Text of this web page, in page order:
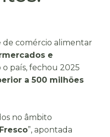
de comércio alimentar
e
país, fechou 2025
a 500 milhões
no âmbito
”, apontada